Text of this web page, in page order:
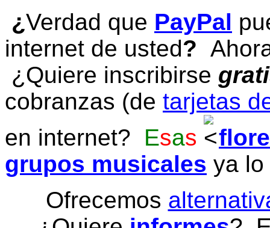
¿Verdad que PayPal
internet de usted?
¿Quiere inscribirse
cobranzas (de tarjetas
en internet? Esas
grupos musicales ya
Ofrecemos